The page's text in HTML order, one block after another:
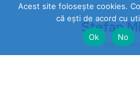
Stefan
https://
Acest site folosește cookies.
că ești de acord cu
Ok
No